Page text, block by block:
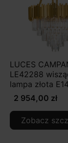
LUCES
LE42288
lampa złota E14
2 954,00 zł
Zobacz